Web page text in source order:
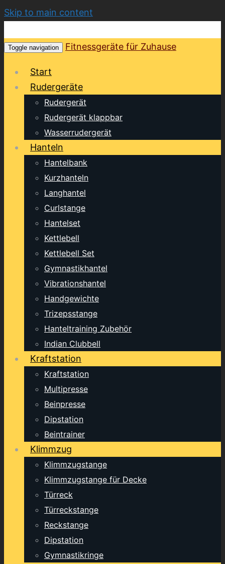
Skip to main content
Toggle navigation Fitnessgeräte für Zuhause
Start
Rudergeräte
Rudergerät
Rudergerät klappbar
Wasserrudergerät
Hanteln
Hantelbank
Kurzhanteln
Langhantel
Curlstange
Hantelset
Kettlebell
Kettlebell Set
Gymnastikhantel
Vibrationshantel
Handgewichte
Trizepsstange
Hanteltraining Zubehör
Indian Clubbell
Kraftstation
Kraftstation
Multipresse
Beinpresse
Dipstation
Beintrainer
Klimmzug
Klimmzugstange
Klimmzugstange für Decke
Türreck
Türreckstange
Reckstange
Dipstation
Gymnastikringe